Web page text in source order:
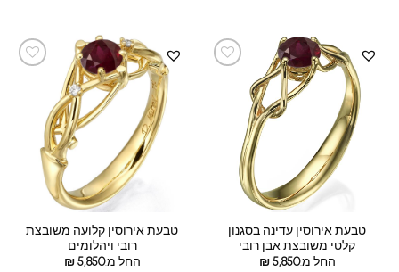
טבעת אירוסין עדינה בסגנון
קלטי משובצת אבן רובי
החל מ:
₪5,850
טבעת אירוסין קלועה משובצת
רובי ויהלומים
החל מ:
₪5,850